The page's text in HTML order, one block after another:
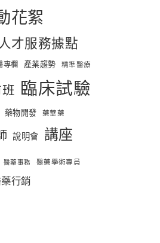
花絮
才服務據點
專欄 產業趨勢 精準醫療
臨床試驗
藥物開發 藥華藥
說明會 講座
醫藥事務 醫藥學術專員
行銷